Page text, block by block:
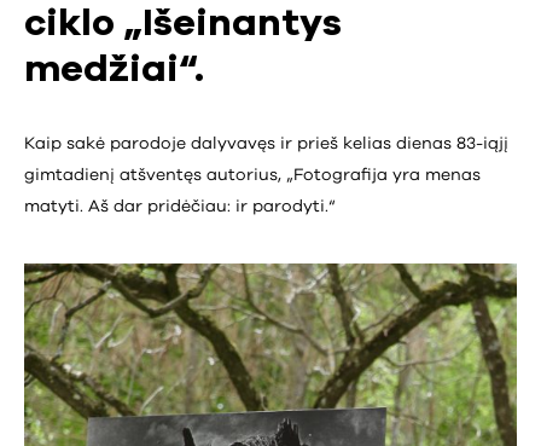
ciklo „Išeinantys
medžiai“.
Kaip sakė parodoje dalyvavęs ir prieš kelias dienas 83-iąjį
gimtadienį atšventęs autorius, „Fotografija yra menas
matyti. Aš dar pridėčiau: ir parodyti.“